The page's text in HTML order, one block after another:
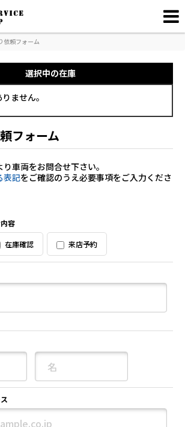
依頼フォーム
選択中の在庫
ません。
フォーム
車両をお問合せ下さい。
表記をご確認のうえ必要事項をご入力くださ
容
在庫確認 来店予約